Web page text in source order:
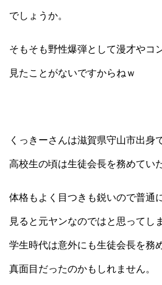
でしょうか。
そもそも野性爆弾として漫才やコ
見たことがないですからねｗ
くっきーさんは滋賀県守山市出身
高校生の頃は生徒会長を務めてい
体格もよく目つきも鋭いので普通
見ると元ヤンなのではと思ってし
学生時代は意外にも生徒会長を務
真面目だったのかもしれません。